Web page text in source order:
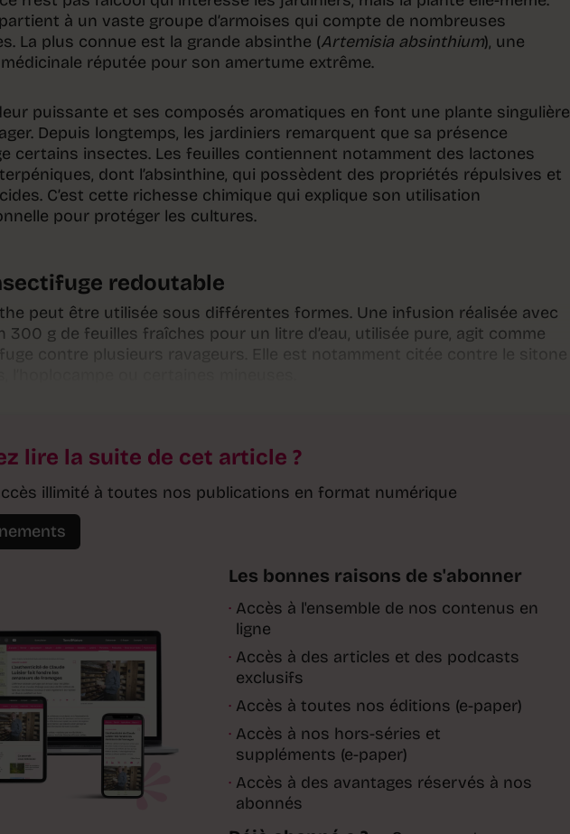
à un vaste groupe d’armoises qui compte de nombreuses
La plus connue est la grande absinthe (Artemisia absinthium), une
réputée pour son amertume extrême.
puissante et ses composés aromatiques en font une plante singulière
Depuis longtemps, les jardiniers remarquent que sa présence
certains insectes. Les feuilles contiennent notamment des lactones
dont l’absinthine, qui possèdent des propriétés répulsives et
C’est cette richesse chimique qui explique son utilisation
pour protéger les cultures.
redoutable
peut être utilisée sous différentes formes. Une infusion réalisée avec
300 g de feuilles fraîches pour un litre d’eau, utilisée pure, agit comme
contre plusieurs ravageurs. Elle est notamment citée contre le sitone
lire la suite de cet article ?
illimité à toutes nos publications en format numérique
Les bonnes raisons de s'abonner
· Accès à l'ensemble de nos contenus en
ligne
· Accès à des articles et des podcasts
exclusifs
· Accès à toutes nos éditions (e-paper)
· Accès à nos hors-séries et
suppléments (e-paper)
· Accès à des avantages réservés à nos
abonnés